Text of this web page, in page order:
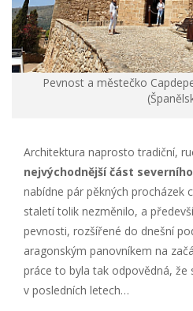
Pevnost a městečko
Architektura naprosto tradiční,
nejvýchodnější část
nabídne pár pěkných procházek
staletí tolik nezměnilo, a
pevnosti, rozšířené do dnešní
aragonským panovníkem na
práce to byla tak odpovědná, že
v posledních letech…